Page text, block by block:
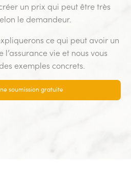
un prix qui peut être très
le demandeur.
ce qui peut avoir un
vie et nous vous
exemples concrets.
soumission gratuite